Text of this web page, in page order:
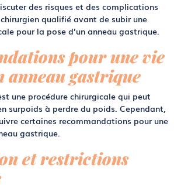
des risques et des complications
qualifié avant de subir une
pour la pose d’un anneau gastrique.
pour une vie
anneau gastrique
une procédure chirurgicale qui peut
surpoids à perdre du poids. Cependant,
certaines recommandations pour une
gastrique.
et restrictions